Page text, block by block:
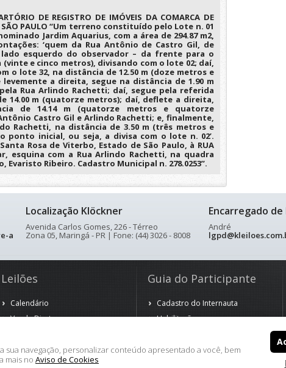
DE REGISTRO DE IMÓVEIS DA COMARCA DE
SÃO PAULO “Um terreno constituído pelo Lote n. 01
Jardim Aquarius, com a área de 294.87 m2,
‘quem da Rua Antônio de Castro Gil, de
esquerdo do observador – da frente para o
e cinco metros), divisando com o lote 02; daí,
o lote 32, na distância de 12.50 m (doze metros e
a direita, segue na distância de 1.90 m
Rua Arlindo Rachetti; daí, segue pela referida
14.00 m (quatorze metros); daí, deflete a direita,
de 14.14 m (quatorze metros e quatorze
Castro Gil e Arlindo Rachetti; e, finalmente,
Rachetti, na distância de 3.50 m (três metros e
inicial, ou seja, a divisa com o lote n. 02’.
Rosa de Viterbo, Estado de São Paulo, à RUA
esquina com a Rua Arlindo Rachetti, na quadra
Evaristo Ribeiro. Cadastro Municipal n. 278.0253”.
a
Localização Klöckner
Avenida Carlos Gomes, 226 - Térreo
Zona 05, Maringá - PR | Fone: (44) 3026 - 8008
Encarregado
André
Leilões
Calendário
Venda Direta
Guia do Participante
Cadastro do Internauta
Habilitação
Observação
navegação, personalizar conteúdo apresentado a você, bem
mais no Aviso de Cookies